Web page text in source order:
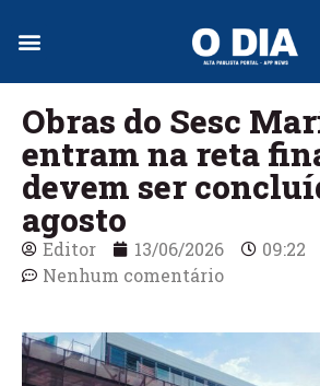
Obras do Sesc
entram na reta
devem ser
agosto
Editor 13/06/2026
09:22
Nenhum comentário